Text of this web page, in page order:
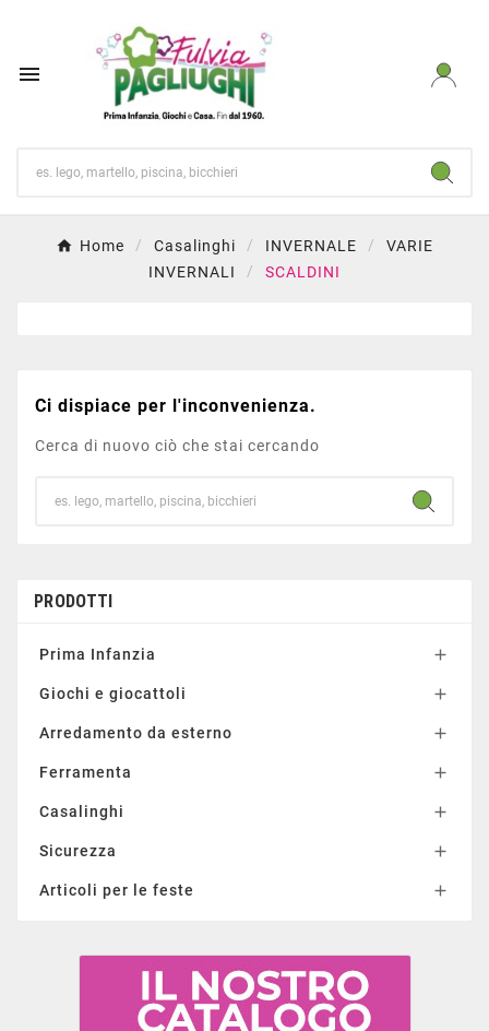

Home Casalinghi INVERNALE
VARIE
INVERNALI
SCALDINI
Ci dispiace per l'inconvenienza.
Cerca di nuovo ciò che stai cercando
PRODOTTI
Prima Infanzia 
Giochi e giocattoli 
Arredamento da esterno 
Ferramenta 
Casalinghi 
Sicurezza 
Articoli per le feste 